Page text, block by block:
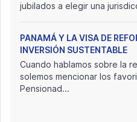
jubilados a elegir una
PANAMÁ Y LA VISA DE
INVERSIÓN SUSTENTABLE
Cuando hablamos sobre la
solemos mencionar los
Pensionad...